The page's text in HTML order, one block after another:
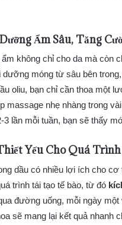
Ẩm Sâu, Tăng
không chỉ cho da mà
dưỡng móng từ sâu bên
oliu, bạn chỉ cần thoa một
massage nhẹ nhàng trong
lần mỗi tuần, bạn sẽ thấy
Yếu ChoQuá
dầu có nhiều lợi ích cho
trình tái tạo tế bào, từ đó
đường uống, mỗi ngày
sẽ mang lại kết quả nhanh